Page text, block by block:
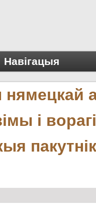
Навігацыя
і